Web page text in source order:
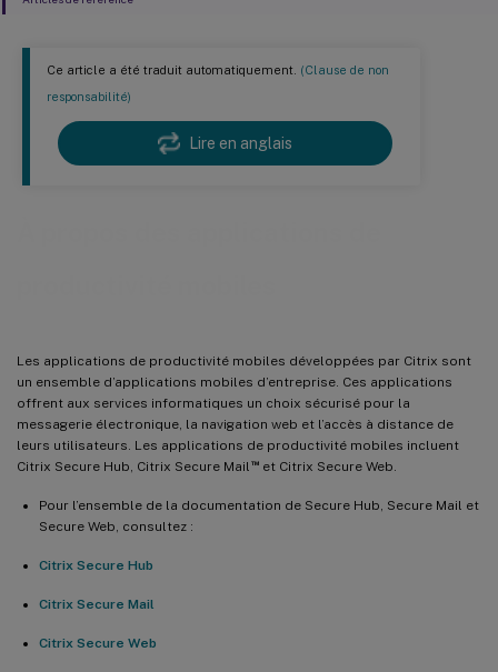
Ce article a été traduit automatiquement. (Clause de non
responsabilité)
Lire en anglais
Les applications de productivité mobiles développées par Citrix sont
un ensemble d’applications mobiles d’entreprise. Ces applications
offrent aux services informatiques un choix sécurisé pour la
messagerie électronique, la navigation web et l’accès à distance de
leurs utilisateurs. Les applications de productivité mobiles incluent
Citrix Secure Hub, Citrix Secure Mail ™et Citrix Secure Web.
Pour l’ensemble de la documentation de Secure Hub, Secure Mail et
Secure Web, consultez :
Citrix Secure Hub
Citrix Secure Mail
Citrix Secure Web